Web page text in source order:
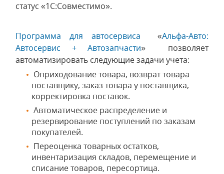
статус «1С:Совместимо».
Программа для автосервиса «Альфа-Авто:
Автосервис + Автозапчасти» позволяет
автоматизировать следующие задачи учета:
Оприходование товара, возврат товара
поставщику, заказ товара у поставщика,
корректировка поставок.
Автоматическое распределение и
резервирование поступлений по заказам
покупателей.
Переоценка товарных остатков,
инвентаризация складов, перемещение и
списание товаров, пересортица.